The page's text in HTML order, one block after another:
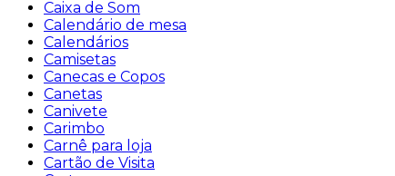
Caixa de Som
Calendário de mesa
Calendários
Camisetas
Canecas e Copos
Canetas
Canivete
Carimbo
Carnê para loja
Cartão de Visita